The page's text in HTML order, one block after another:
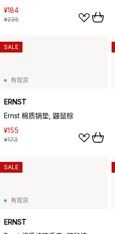
¥184
¥235
有现货
ERNST
Ernst 棉质锅垫, 鼹鼠棕
¥155
¥173
SALE
有现货
ERNST
SALE